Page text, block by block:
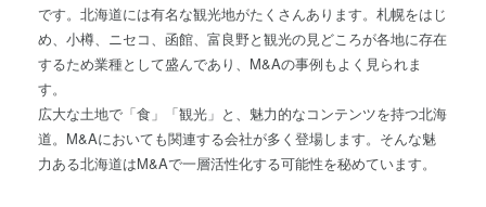
です。北海道には有名な観光地がたくさんあります。札幌をはじ
め、小樽、ニセコ、函館、富良野と観光の見どころが各地に存在
するため業種として盛んであり、M&Aの事例もよく見られま
す。
広大な土地で「食」「観光」と、魅力的なコンテンツを持つ北海
道。M&Aにおいても関連する会社が多く登場します。そんな魅
力ある北海道はM&Aで一層活性化する可能性を秘めています。